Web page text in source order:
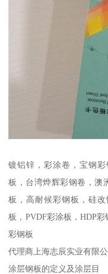
镀铝锌，彩涂卷，宝钢
板，台湾烨辉彩钢卷，澳
板，高耐候彩钢板，硅
板，PVDF彩涂板，HDP
彩钢板
代理商上海志辰实业有限
涂层钢板的定义及涂层目